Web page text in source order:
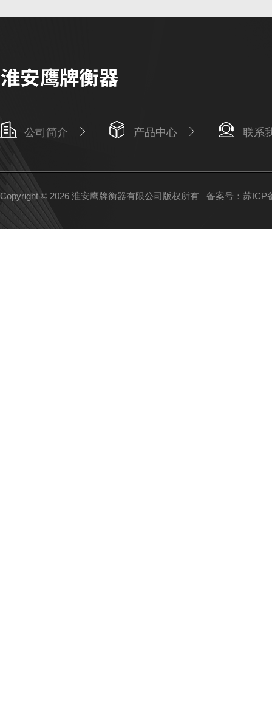
公司简介 产品中心 联系
Copyright © 2026 淮安鹰牌衡器有限公司版权所有 备案号：苏ICP